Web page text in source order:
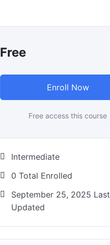
Free
Enroll Now
Free access this course
Intermediate
0 Total Enrolled
September 25, 2025 Last
Updated